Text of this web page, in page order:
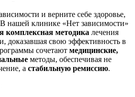
и верните себе здоровье,
нашей клинике «Нет зависимости»
комплексная методика лечения
доказавшая свою эффективность в
сочетают медицинские,
методы, обеспечивая не
а стабильную ремиссию.